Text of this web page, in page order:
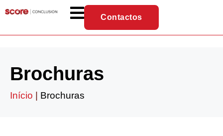
Contactos
Brochuras
Início Brochuras